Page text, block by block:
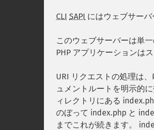
CLI SAPI にはウェブサーバ
このウェブサーバーは単
PHP アプリケーションは
URI リクエストの処理は
ュメントルートを明示的
ィレクトリにある
のぼって index.php と
までこれが続きます。